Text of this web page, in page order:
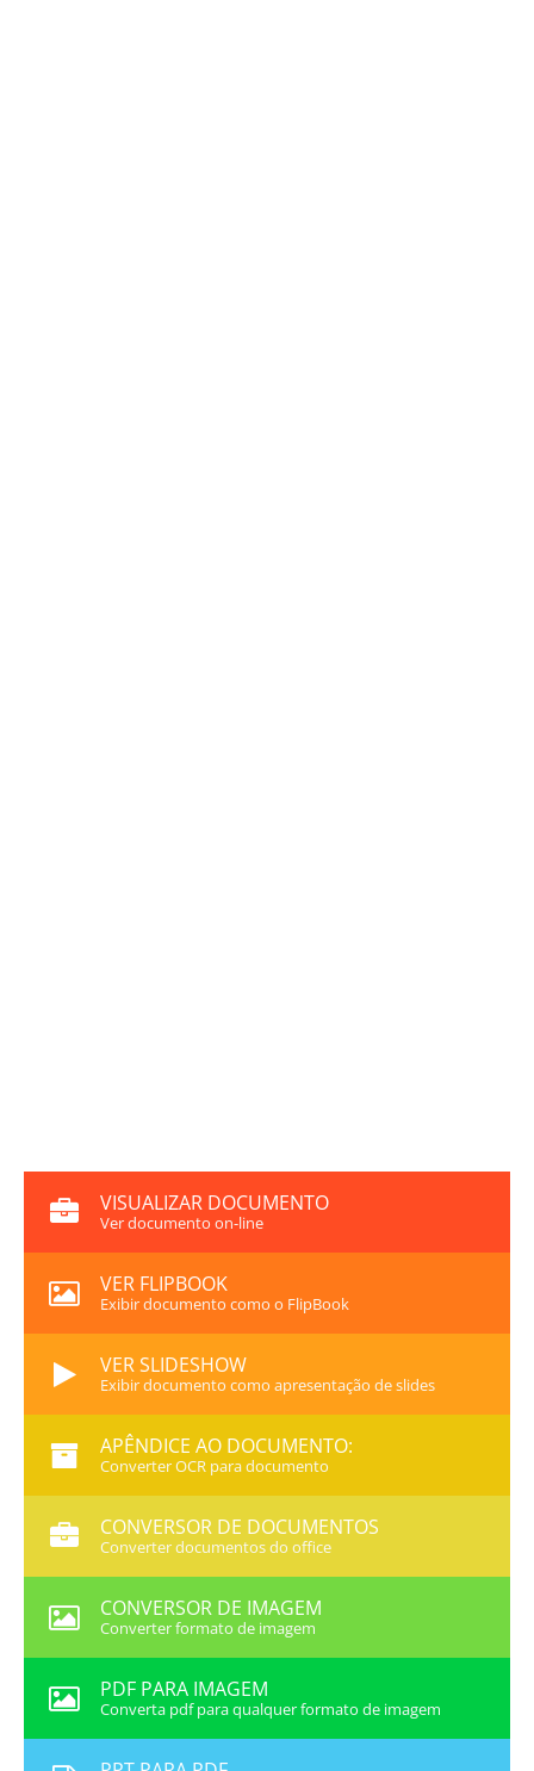
VISUALIZAR DOCUMENTO
Ver documento on-line
VER FLIPBOOK
Exibir documento como o FlipBook
VER SLIDESHOW
Exibir documento como apresentação de slides
APÊNDICE AO DOCUMENTO:
Converter OCR para documento
CONVERSOR DE DOCUMENTOS
Converter documentos do office
CONVERSOR DE IMAGEM
Converter formato de imagem
PDF PARA IMAGEM
Converta pdf para qualquer formato de imagem